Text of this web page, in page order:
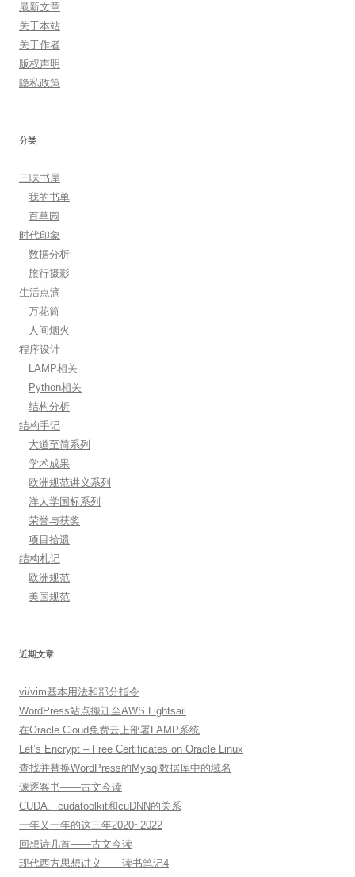
最新文章
关于本站
关于作者
版权声明
隐私政策
分类
三味书屋
我的书单
百草园
时代印象
数据分析
旅行摄影
生活点滴
万花筒
人间烟火
程序设计
LAMP相关
Python相关
结构分析
结构手记
大道至简系列
学术成果
欧洲规范讲义系列
洋人学国标系列
荣誉与获奖
项目拾遗
结构札记
欧洲规范
美国规范
近期文章
vi/vim基本用法和部分指令
WordPress站点搬迁至AWS Lightsail
在Oracle Cloud免费云上部署LAMP系统
Let’s Encrypt – Free Certificates on Oracle Linux
查找并替换WordPress的Mysql数据库中的域名
谏逐客书——古文今读
CUDA、cudatoolkit和cuDNN的关系
一年又一年的这三年2020~2022
回想诗几首——古文今读
现代西方思想讲义——读书笔记4